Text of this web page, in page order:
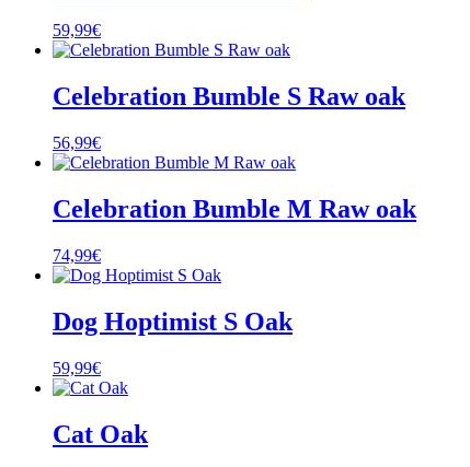
59,99€
Celebration Bumble S Raw oak
56,99€
Celebration Bumble M Raw oak
74,99€
Dog Hoptimist S Oak
59,99€
Cat Oak